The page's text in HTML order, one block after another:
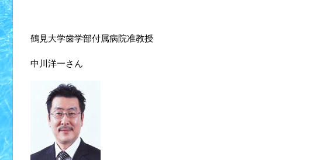
鶴見大学歯学部付属病院准教授
中川洋一さん